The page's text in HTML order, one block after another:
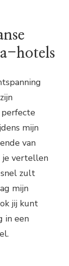
hotels
mijn
van
je vertellen
zult
mijn
jij kunt
in een